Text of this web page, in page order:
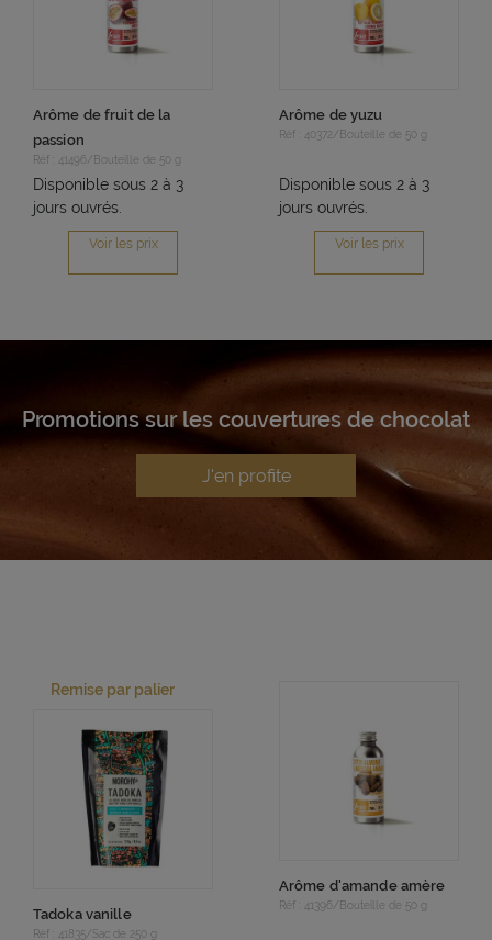
Arôme de fruit de la
passion
Réf : 41496/Bouteille de 50 g
Disponible sous 2 à 3
jours ouvrés.
Voir les prix
Arôme de yuzu
Réf : 40372/Bouteille de 50 g
Disponible sous 2 à 3
jours ouvrés.
Voir les prix
Promotions sur les couvertures de chocolat
J'en profite
Remise par palier
Tadoka vanille
Réf : 41835/Sac de 250 g
Arôme d'amande amère
Réf : 41396/Bouteille de 50 g